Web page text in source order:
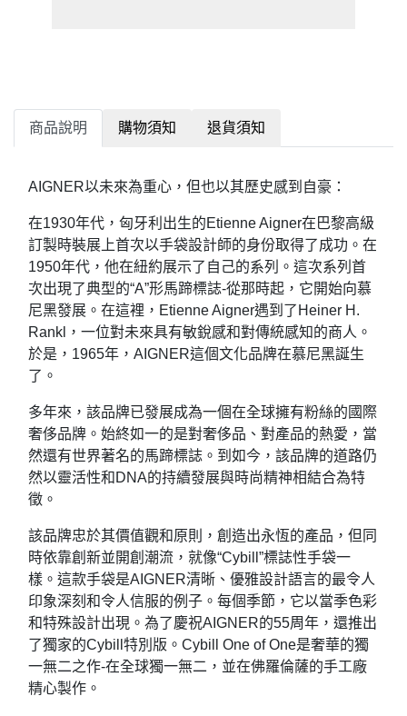
商品說明 購物須知 退貨須知
AIGNER以未來為重心，但也以其歷史感到自豪：
在1930年代，匈牙利出生的Etienne Aigner在巴黎高級
訂製時裝展上首次以手袋設計師的身份取得了成功。在
1950年代，他在紐約展示了自己的系列。這次系列首
次出現了典型的“A”形馬蹄標誌-從那時起，它開始向慕
尼黑發展。在這裡，Etienne Aigner遇到了Heiner H.
Rankl，一位對未來具有敏銳感和對傳統感知的商人。
於是，1965年，AIGNER這個文化品牌在慕尼黑誕生
了。
多年來，該品牌已發展成為一個在全球擁有粉絲的國際
奢侈品牌。始終如一的是對奢侈品、對產品的熱愛，當
然還有世界著名的馬蹄標誌。到如今，該品牌的道路仍
然以靈活性和DNA的持續發展與時尚精神相結合為特
徵。
該品牌忠於其價值觀和原則，創造出永恆的產品，但同
時依靠創新並開創潮流，就像“Cybill”標誌性手袋一
樣。這款手袋是AIGNER清晰、優雅設計語言的最令人
印象深刻和令人信服的例子。每個季節，它以當季色彩
和特殊設計出現。為了慶祝AIGNER的55周年，還推出
了獨家的Cybill特別版。Cybill One of One是奢華的獨
一無二之作-在全球獨一無二，並在佛羅倫薩的手工廠
精心製作。